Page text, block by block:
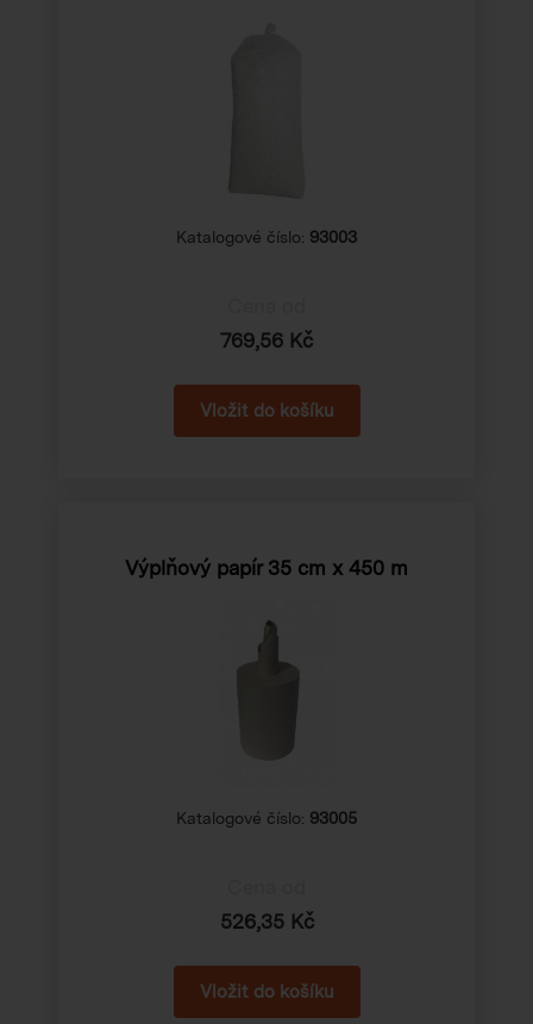
Katalogové číslo: 93003
769,56 Kč
Výplňový papír 35 cm x 450 m
Katalogové číslo: 93005
526,35 Kč